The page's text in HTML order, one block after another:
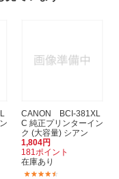
CANON BCI-381XL
C 純正プリンターイン
ク (大容量) シアン
1,804円
181ポイント
在庫あり